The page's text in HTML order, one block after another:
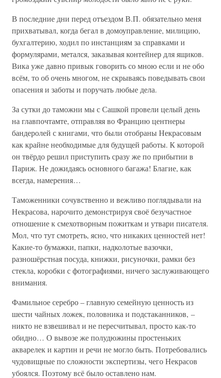
В последние дни перед отъездом В.П. обязательно меня
прихватывал, когда бегал в домоуправление, милицию,
бухгалтерию, ходил по инстанциям за справками и
формулярами, метался, заказывая контейнер для ящиков.
Вика уже давно привык говорить со мною если и не обо
всём, то об очень многом, не скрываясь поведывать свои
опасения и заботы и поручать любые дела.
За сутки до таможни мы с Сашкой провели целый день
на главпочтамте, отправляя во Францию центнеры
бандеролей с книгами, что были отобраны Некрасовым
как крайне необходимые для будущей работы. К которой
он твёрдо решил приступить сразу же по прибытии в
Париж. Не дожидаясь основного багажа! Благие, как
всегда, намерения…
Таможенники сочувственно и вежливо поглядывали на
Некрасова, нарочито демонстрируя своё безучастное
отношение к смехотворным пожиткам и утвари писателя.
Мол, что тут смотреть, ясно, что никаких ценностей нет!
Какие-то бумажки, папки, надколотые вазочки,
разношёрстная посуда, книжки, рисуночки, рамки без
стекла, коробки с фотографиями, ничего заслуживающего
внимания.
Фамильное серебро – главную семейную ценность из
шести чайных ложек, половника и подстаканников, –
никто не взвешивал и не пересчитывал, просто как-то
обидно… О вывозе же полудюжины простеньких
акварелек и картин и речи не могло быть. Потребовались
чудовищные по сложности экспертизы, чего Некрасов
убоялся. Поэтому всё было оставлено нам.